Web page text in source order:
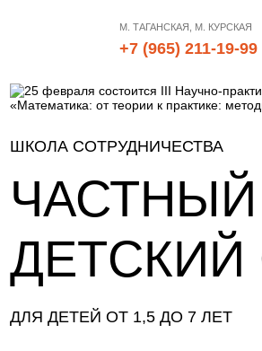
М. ТАГАНСКАЯ, М. КУРСКАЯ
+7 (965) 211-19-99
ШКОЛА СОТРУДНИЧЕСТВА
ЧАСТНЫЙ
ДЕТСКИЙ
ДЛЯ ДЕТЕЙ ОТ 1,5 ДО 7 ЛЕТ